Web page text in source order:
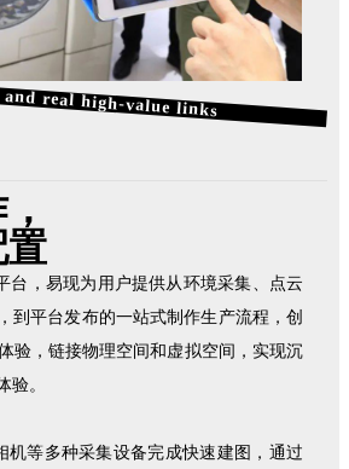
real high-value links
置
台，易现为用户提供从环境采集、点云
到平台发布的一站式制作生产流程，创
验，链接物理空间和虚拟空间，实现沉
验。
机等多种采集设备完成快速建图，通过